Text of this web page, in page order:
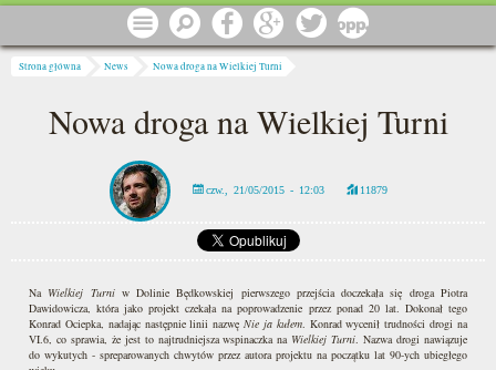
Przejdź do treści Menu Szukaj Facebook Google Twitter
Jesteś tutaj
Strona główna News Nowa droga na Wielkiej Turni
Nowa droga na Wielkiej Turni
czw., 21/05/2015 - 12:03 11879
Na Wielkiej Turniw Dolinie Będkowskiej pierwszego przejścia doczekała się droga Piotra
Dawidowicza, która jako projekt czekała na poprowadzenie przez ponad 20 lat. Dokonał tego
Konrad Ociepka, nadając następnie linii nazwęNie ja kułem. Konrad wycenił trudności drogi na
VI.6, co sprawia, że jest to najtrudniejsza wspinaczka na Wielkiej Turni . Nazwa drogi nawiązuje
do wykutych - spreparowanych chwytów przez autora projektu na początku lat 90-ych ubiegłego